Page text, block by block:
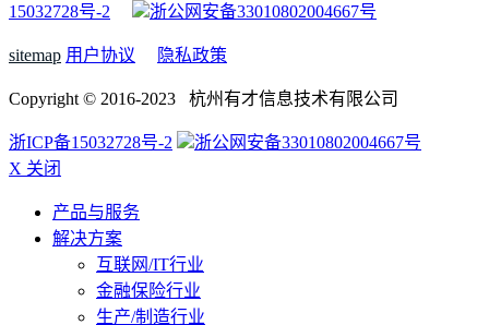
15032728号-2
浙公网安备33010802004667号
sitemap 用户协议 隐私政策
Copyright © 2016-2023 杭州有才信息技术有限公司
浙ICP备15032728号-2
浙公网安备33010802004667号
X 关闭
产品与服务
解决方案
互联网/IT行业
金融保险行业
生产/制造行业